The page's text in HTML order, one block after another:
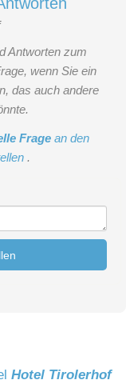
Antworten zum
wenn Sie ein
das auch andere
Frage an den
.
Hotel Tirolerhof